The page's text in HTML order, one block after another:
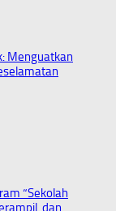
Menguatkan
“Sekolah
dan